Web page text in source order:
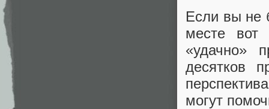
Если вы не
месте вот
«удачно»
десятков
могут